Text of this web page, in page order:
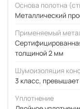
Основа полотна
Металлический
Применяемый
толщиной 2 мм
Шумоизоляция
3 класс,
Уплотнение